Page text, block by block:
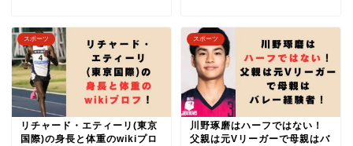
スポーツ
リチャード・エティーリ(東京
国際)の身長と体重のwikiプロ
スポーツ
川野琢磨はハーフではない！
父親は元Vリーガーで母親はバ